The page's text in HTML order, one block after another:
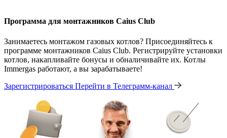
Программа для монтажников Caius Club
Занимаетесь монтажом газовых котлов? Присоединяйтесь к
программе монтажников Caius Club. Регистрируйте установки
котлов, накапливайте бонусы и обналичивайте их. Котлы
Immergas работают, а вы зарабатываете!
Зарегистрироваться Перейти в Телеграмм-канал